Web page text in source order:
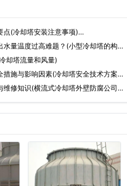
点(冷却塔安装注意事项)…
水量温度过高难题？(小型冷却塔的构
却塔流量和风量)
措施与影响因素(冷却塔安全技术方案)
维修知识(横流式冷却塔外壁防腐公司)